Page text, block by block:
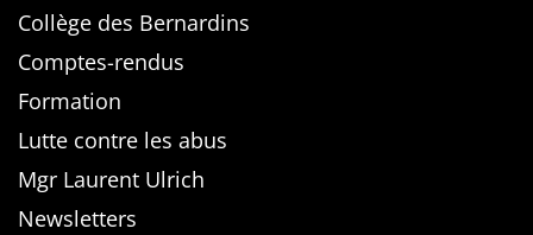
Collège des Bernardins
Comptes-rendus
Formation
Lutte contre les abus
Mgr Laurent Ulrich
Newsletters